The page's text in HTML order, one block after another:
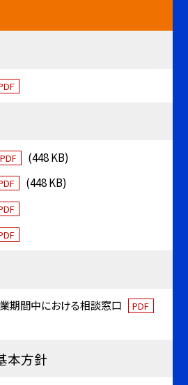
PDF
(448 KB)
(448 KB)
期間中における相談窓口 PDF
本方針